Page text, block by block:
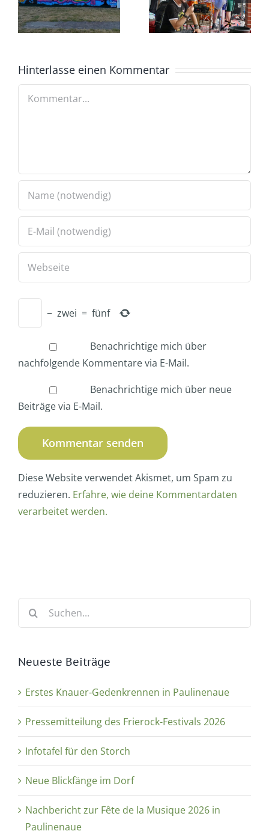
Hinterlasse einen Kommentar
Kommentar
− zwei = fünf
Benachrichtige mich über
nachfolgende Kommentare via E-Mail.
Benachrichtige mich über neue
Beiträge via E-Mail.
Diese Website verwendet Akismet, um Spam zu
reduzieren. Erfahre, wie deine Kommentardaten
verarbeitet werden.
Suche
Neueste Beiträge
Erstes Knauer-Gedenkrennen in Paulinenaue
Pressemitteilung des Frierock-Festivals 2026
Infotafel für den Storch
Neue Blickfänge im Dorf
Nachbericht zur Fête de la Musique 2026 in
Paulinenaue